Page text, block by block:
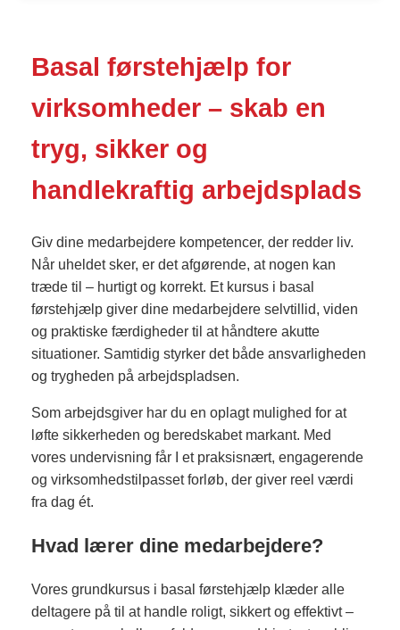
Basal førstehjælp for
virksomheder – skab en
tryg, sikker og
handlekraftig arbejdsplads
Giv dine medarbejdere kompetencer, der redder liv.
Når uheldet sker, er det afgørende, at nogen kan
træde til – hurtigt og korrekt. Et kursus i basal
førstehjælp giver dine medarbejdere selvtillid, viden
og praktiske færdigheder til at håndtere akutte
situationer. Samtidig styrker det både ansvarligheden
og trygheden på arbejdspladsen.
Som arbejdsgiver har du en oplagt mulighed for at
løfte sikkerheden og beredskabet markant. Med
vores undervisning får I et praksisnært, engagerende
og virksomhedstilpasset forløb, der giver reel værdi
fra dag ét.
Hvad lærer dine medarbejdere?
Vores grundkursus i basal førstehjælp klæder alle
deltagere på til at handle roligt, sikkert og effektivt –